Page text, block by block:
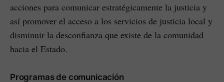
acciones para comunicar estratégicamente la justicia y
así promover el acceso a los servicios de justicia local y
disminuir la desconfianza que existe de la comunidad
hacia el Estado.
Programas de comunicación